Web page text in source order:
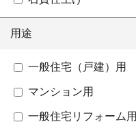
用途
一般住宅（戸建）用
マンション用
一般住宅リフォーム用